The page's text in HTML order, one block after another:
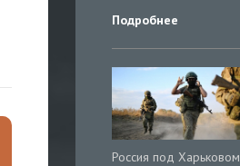
Подробнее
Россия под Харьковом